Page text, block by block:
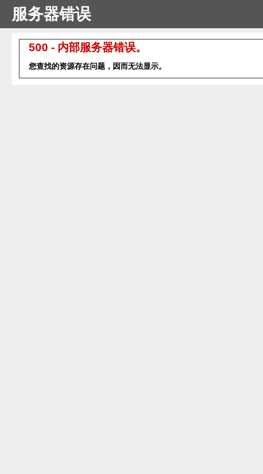
服务器错误
500 - 内部服务器错误。
您查找的资源存在问题，因而无法显示。